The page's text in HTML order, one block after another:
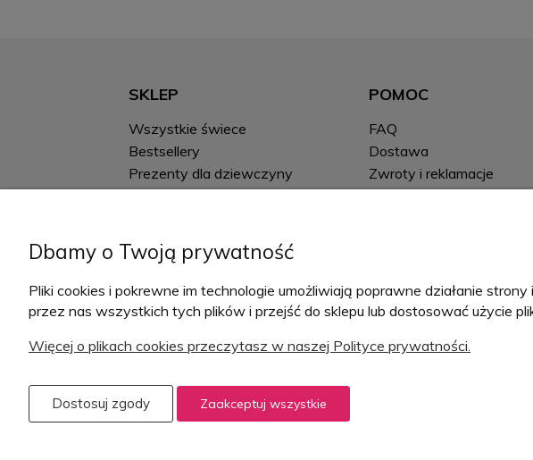
SKLEP
Wszystkie świece
Bestsellery
Prezenty dla dziewczyny
Prezenty dla chłopaka
Stwórz własny zestaw
Kartki okolicznościowe
Kubki
POMOC
FAQ
Dostawa
Zwroty i reklamacje
Zołza Klub - program
Dbamy o Twoją prywatność
Pliki cookies i pokrewne im technologie umożliwiają poprawne działanie
przez nas wszystkich tych plików i przejść do sklepu lub dostosować użycie
Więcej o plikach cookies przeczytasz w naszej Polityce prywatności.
Dostosuj zgody Zaakceptuj wszystkie